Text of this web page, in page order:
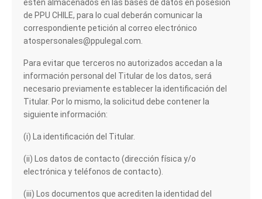
estén almacenados en las bases de datos en posesión
de PPU CHILE, para lo cual deberán comunicar la
correspondiente petición al correo electrónico
atospersonales@ppulegal.com.
Para evitar que terceros no autorizados accedan a la
información personal del Titular de los datos, será
necesario previamente establecer la identificación del
Titular. Por lo mismo, la solicitud debe contener la
siguiente información:
(i) La identificación del Titular.
(ii) Los datos de contacto (dirección física y/o
electrónica y teléfonos de contacto).
(iii) Los documentos que acrediten la identidad del